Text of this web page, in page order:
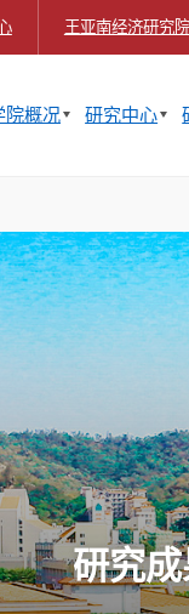
王亚南经济研究院
院概况 研究中心
研究